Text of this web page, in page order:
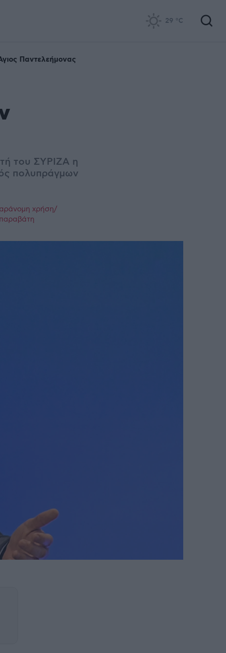
29 °C
Παντελεήμονας
του ΣΥΡΙΖΑ η
πολυπράγμων
χρήση/
παραβάτη